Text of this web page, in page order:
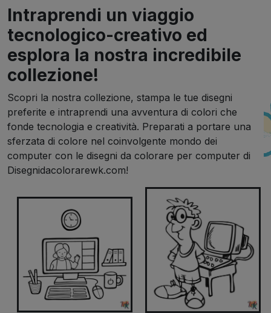
Intraprendi un viaggio
tecnologico-creativo ed
esplora la nostra incredibile
collezione!
Scopri la nostra collezione, stampa le tue disegni
preferite e intraprendi una avventura di colori che
fonde tecnologia e creatività. Preparati a portare una
sferzata di colore nel coinvolgente mondo dei
computer con le disegni da colorare per computer di
Disegnidacolorarewk.com!